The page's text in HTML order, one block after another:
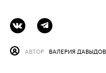
АВТОР ВАЛЕРИЯ